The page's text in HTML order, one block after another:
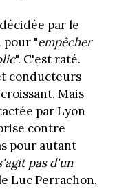
par le
pour "empêcher
". C'est raté.
conducteurs
Mais
par Lyon
contre
pour autant
pas d'un
Luc Perrachon,